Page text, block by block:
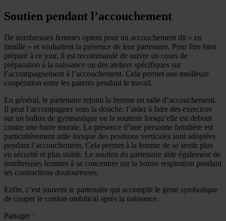
Soutien pendant l’accouchement
De nombreuses femmes optent pour un accouchement dit « en
famille » et souhaitent la présence de leur partenaire. Pour être bien
préparé à ce jour, il est recommandé de suivre un cours de
préparation à la naissance ou des ateliers spécifiques sur
l’accompagnement à l’accouchement. Cela permet une meilleure
coopération entre les parents pendant le travail.
En général, le partenaire rejoint la femme en salle d’accouchement.
Il peut l’accompagner sous la douche, l’aider à faire des exercices
sur un ballon de gymnastique ou la soutenir lorsqu’elle est debout
contre une barre murale. La présence d’une personne familière est
particulièrement utile lorsque des positions verticales sont adoptées
pendant l’accouchement. Cela permet à la femme de se sentir plus
en sécurité et plus stable. Le soutien du partenaire aide également de
nombreuses femmes à se concentrer sur la bonne respiration pendant
les contractions douloureuses.
Enfin, c’est souvent le partenaire qui accomplit le geste symbolique
de couper le cordon ombilical après la naissance.
Partager :